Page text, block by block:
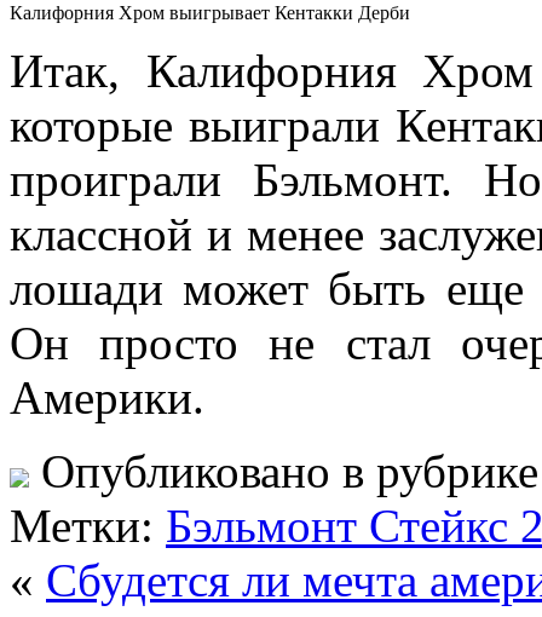
Калифорния Хром выигрывает Кентакки Дерби
Итак, Калифорния
которые выиграли
проиграли Бэльмонт.
классной и менее
лошади может быть еще
Он просто не стал
Америки.
Опубликовано в
Метки: Бэльмонт Стейкс
« Сбудется ли мечта